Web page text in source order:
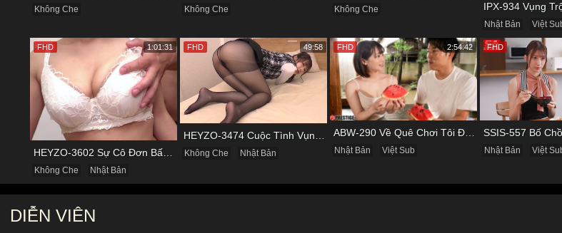
Không Che Không Che Không Che
Nhật Bản Việt
HEYZO-3602 Sự Cô Đơn Bấy Lâu Biến Haruka Thành Con Điếm Sành Sỏi
Không Che Nhật Bản
FHD 1:01:31
Không Che Nhật Bản
FHD 49:58
Nhật Bản Việt Sub
FHD 2:54:42
Nhật Bản Việt
FHD
DIỄN VIÊN